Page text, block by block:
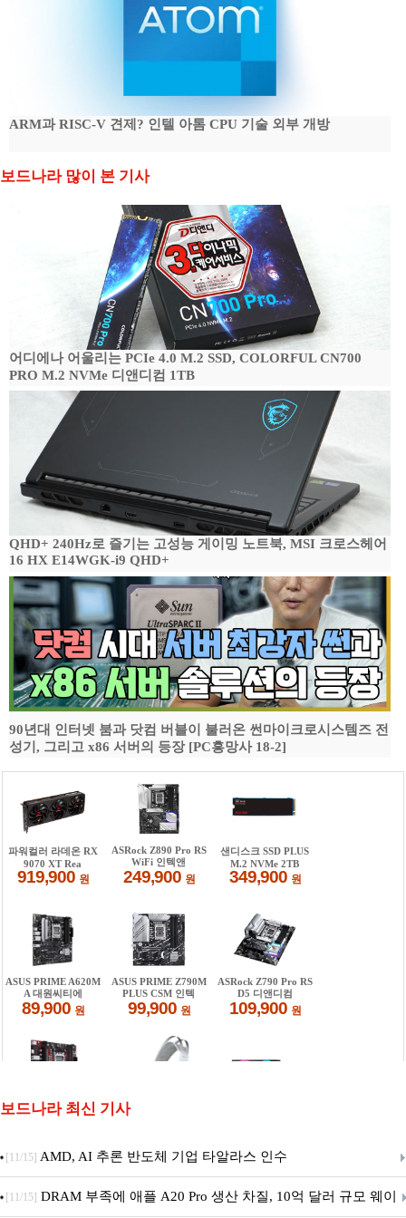
ARM과 RISC-V 견제? 인텔 아톰 CPU 기술 외부 개방
보드나라 많이 본 기사
어디에나 어울리는 PCIe 4.0 M.2 SSD, COLORFUL CN700
PRO M.2 NVMe 디앤디컴 1TB
QHD+ 240Hz로 즐기는 고성능 게이밍 노트북, MSI 크로스헤어
16 HX E14WGK-i9 QHD+
90년대 인터넷 붐과 닷컴 버블이 불러온 썬마이크로시스템즈 전
성기, 그리고 x86 서버의 등장 [PC흥망사 18-2]
보드나라 최신 기사
[11/15] AMD, AI 추론 반도체 기업 타알라스 인수
[11/15] DRAM 부족에 애플 A20 Pro 생산 차질, 10억 달러 규모 웨이